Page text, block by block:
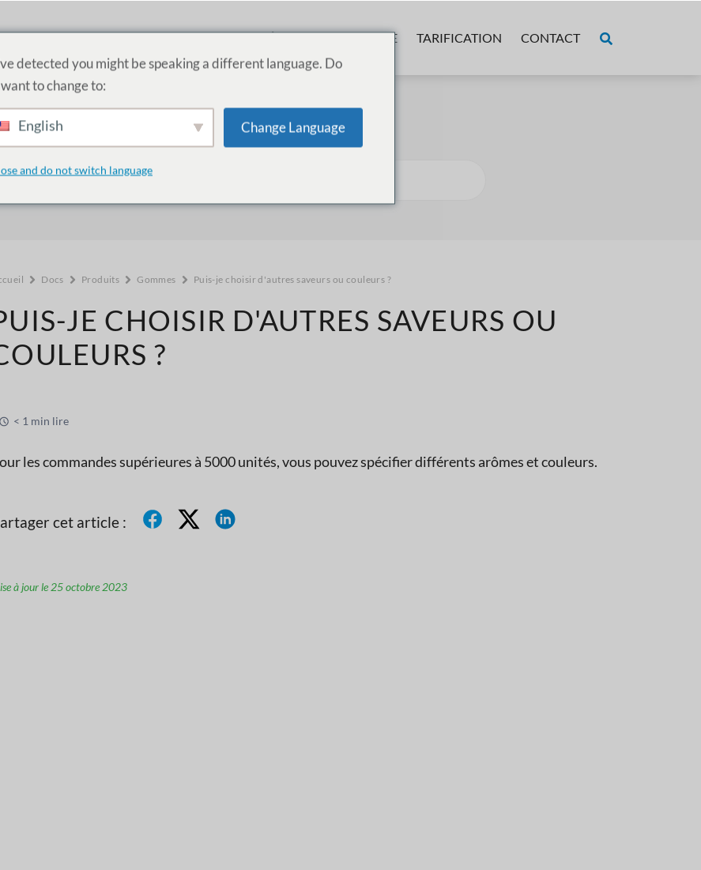
PRODUITS SERVICES ACADÉMIE A PROPOS DE TARIFICATION CONTACT
pouvons-nous vous aider ?
Docs Produits Gommes Puis-je choisir d'autres saveurs ou couleurs ?
JE CHOISIR D'AUTRES SAVEURS OU
?
< 1 min lire
les commandes supérieures à 5000 unités, vous pouvez spécifier différents arômes et couleurs.
cet article :
à jour le 25 octobre 2023
detected you might be speaking a different language. Do
to change to:
English Change Language
and do not switch language